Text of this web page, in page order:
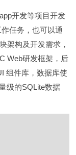
开发等项目开发
任务，也可以通
架构及开发需求，
Web研发框架，后
组件库，数据库使
级的SQLite数据